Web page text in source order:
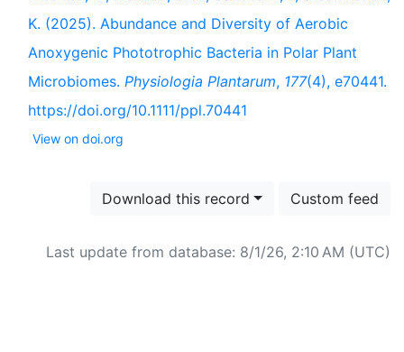
K. (2025). Abundance and Diversity of Aerobic
Anoxygenic Phototrophic Bacteria in Polar Plant
Microbiomes. Physiologia Plantarum, 177(4), e70441.
https://doi.org/10.1111/ppl.70441
View on doi.org
Download this record Custom feed
Last update from database: 8/1/26, 2:10 AM (UTC)